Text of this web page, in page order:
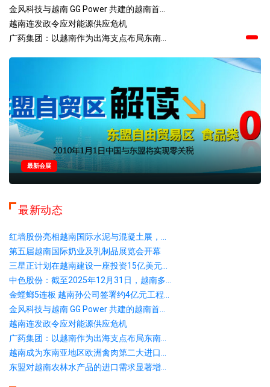
金风科技与越南 GG Power 共建的越南首...
越南连发政令应对能源供应危机
广药集团：以越南作为出海支点布局东南...
最新会展
最新动态
红墙股份亮相越南国际水泥与混凝土展，...
第五届越南国际奶业及乳制品展览会开幕
三星正计划在越南建设一座投资15亿美元...
中色股份：截至2025年12月31日，越南多...
金螳螂5连板 越南孙公司签署约4亿元工程...
金风科技与越南 GG Power 共建的越南首...
越南连发政令应对能源供应危机
广药集团：以越南作为出海支点布局东南...
越南成为东南亚地区欧洲禽肉第二大进口...
东盟对越南农林水产品的进口需求显著增...